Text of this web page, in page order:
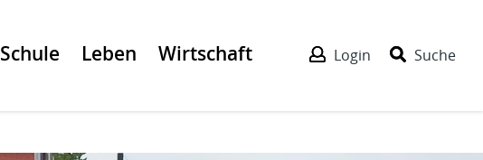
Schule Leben Wirtschaft Login Suche